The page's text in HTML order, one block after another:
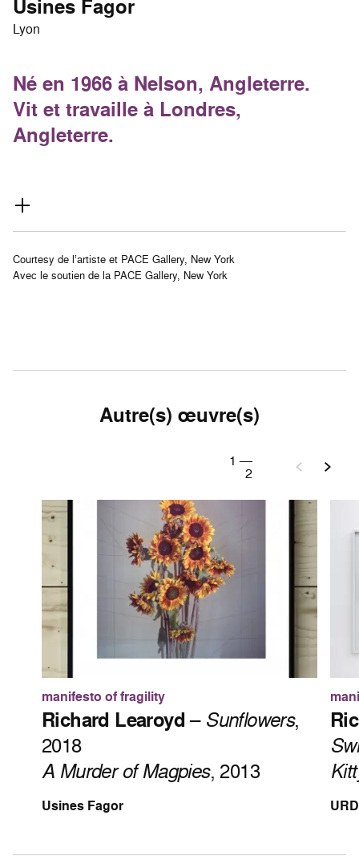
Usines Fagor
Lyon
Né en 1966 à Nelson, Angleterre.
Vit et travaille à Londres,
Angleterre.
Courtesy de l’artiste et PACE Gallery, New York
Avec le soutien de la PACE Gallery, New York
Autre(s) œuvre(s)
1 —
2
manifesto of fragility
Richard Learoyd– Sunflowers,
2018
A Murder of Magpies, 2013
Usines Fagor